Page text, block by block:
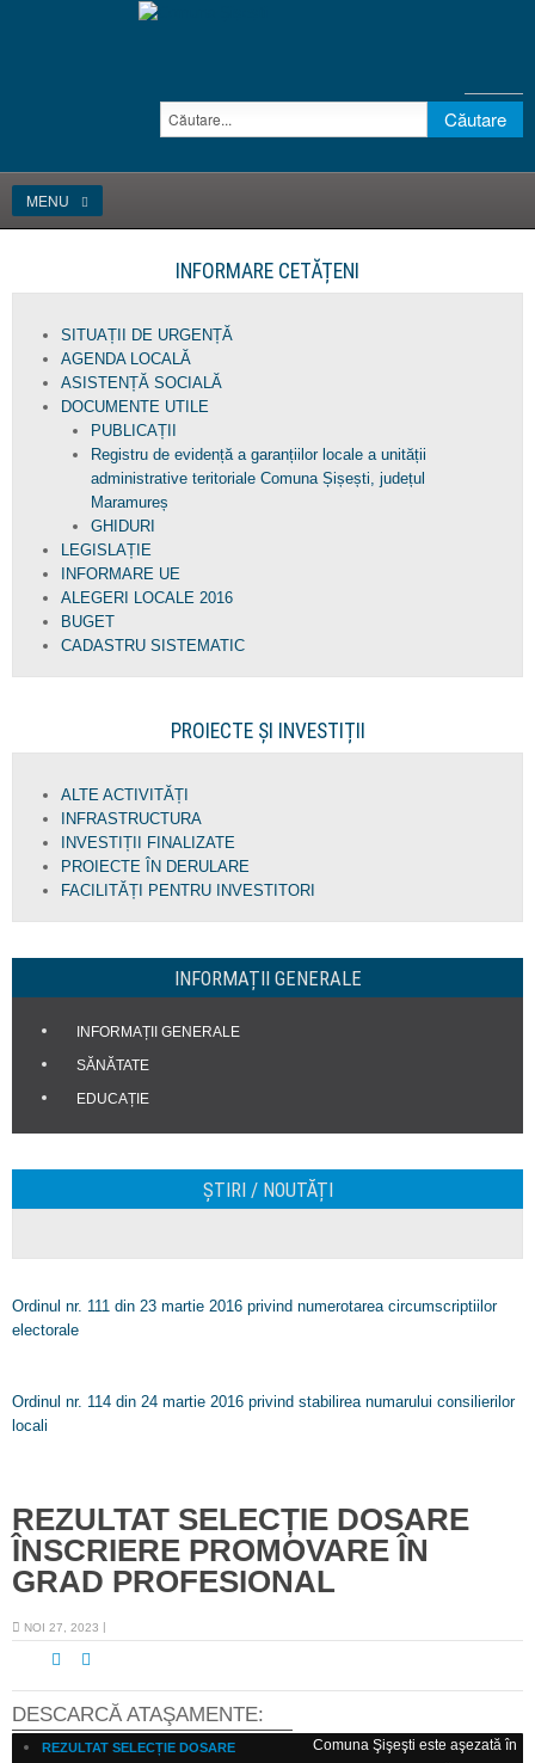
MENU
INFORMARE CETĂȚENI
SITUAȚII DE URGENȚĂ
AGENDA LOCALĂ
ASISTENȚĂ SOCIALĂ
DOCUMENTE UTILE
PUBLICAȚII
Registru de evidență a garanțiilor locale a unității
administrative teritoriale Comuna Șișești, județul
Maramureș
GHIDURI
LEGISLAȚIE
INFORMARE UE
ALEGERI LOCALE 2016
BUGET
CADASTRU SISTEMATIC
PROIECTE ȘI INVESTIȚII
ALTE ACTIVITĂȚI
INFRASTRUCTURA
INVESTIȚII FINALIZATE
PROIECTE ÎN DERULARE
FACILITĂȚI PENTRU INVESTITORI
INFORMAȚII GENERALE
INFORMAȚII GENERALE
SĂNĂTATE
EDUCAȚIE
ȘTIRI / NOUTĂȚI
Ordinul nr. 111 din 23 martie 2016 privind numerotarea circumscriptiilor
electorale
Ordinul nr. 114 din 24 martie 2016 privind stabilirea numarului consilierilor
locali
REZULTAT SELECȚIE DOSARE
ÎNSCRIERE PROMOVARE ÎN
GRAD PROFESIONAL
NOI 27, 2023
DESCARCĂ ATAŞAMENTE:
REZULTAT SELECȚIE DOSARE
Comuna Şişeşti este aşezată în